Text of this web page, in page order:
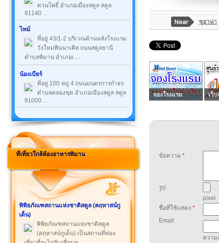
ควนโพธิ์ อำเภอเมืองสตูล สตูล
91140 ...
ไทม์
ที่อยู่ 43/1-2 บริเวณด้านหลังโรงแรม
วังใหม่พินนาเคิล ถนนสตูลธานี
ตำบลพิมาน อำเภอเ ...
น้องเบียร์
ที่อยู่ 100 หมู่ 4 ถนนยนตรการกำธร
ตำบลคลองขุด อำเภอเมืองสตูล สตูล
91000 ...
ที่เที่ยวใกล้ห้องอาหารพิมาน
พิพิธภัณฑสถานแห่งชาติสตูล (คฤหาสน์กู
เด็น)
พิพิธภัณฑสถานแห่งชาติสตูล
(คฤหาสน์กูเด็น) เป็นสถานที่ท่อง
ซูฮาน่า
จองโรงแรม เว็บ
ข้อความ *
รูป
pixel
ชื่อที่ใช้แสดง *
Email
ความ